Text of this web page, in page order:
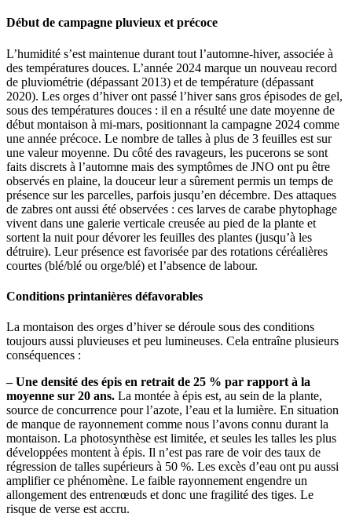
Début de campagne pluvieux et précoce
L’humidité s’est maintenue durant tout l’automne-hiver, associée à
des températures douces. L’année 2024 marque un nouveau record
de pluviométrie (dépassant 2013) et de température (dépassant
2020). Les orges d’hiver ont passé l’hiver sans gros épisodes de gel,
sous des températures douces : il en a résulté une date moyenne de
début montaison à mi-mars, positionnant la campagne 2024 comme
une année précoce. Le nombre de talles à plus de 3 feuilles est sur
une valeur moyenne. Du côté des ravageurs, les pucerons se sont
faits discrets à l’automne mais des symptômes de JNO ont pu être
observés en plaine, la douceur leur a sûrement permis un temps de
présence sur les parcelles, parfois jusqu’en décembre. Des attaques
de zabres ont aussi été observées : ces larves de carabe phytophage
vivent dans une galerie verticale creusée au pied de la plante et
sortent la nuit pour dévorer les feuilles des plantes (jusqu’à les
détruire). Leur présence est favorisée par des rotations céréalières
courtes (blé/blé ou orge/blé) et l’absence de labour.
Conditions printanières défavorables
La montaison des orges d’hiver se déroule sous des conditions
toujours aussi pluvieuses et peu lumineuses. Cela entraîne plusieurs
conséquences :
– Une densité des épis en retrait de 25 % par rapport à la
moyenne sur 20 ans. La montée à épis est, au sein de la plante,
source de concurrence pour l’azote, l’eau et la lumière. En situation
de manque de rayonnement comme nous l’avons connu durant la
montaison. La photosynthèse est limitée, et seules les talles les plus
développées montent à épis. Il n’est pas rare de voir des taux de
régression de talles supérieurs à 50 %. Les excès d’eau ont pu aussi
amplifier ce phénomène. Le faible rayonnement engendre un
allongement des entrenœuds et donc une fragilité des tiges. Le
risque de verse est accru.